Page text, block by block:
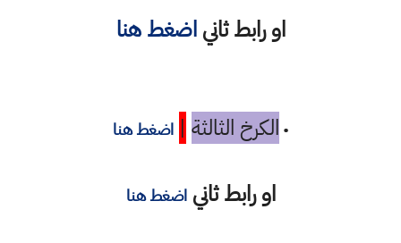
او رابط ثاني اضغط هنا
• الكرخ الثالثة | اضغط هنا
او رابط ثاني اضغط هنا